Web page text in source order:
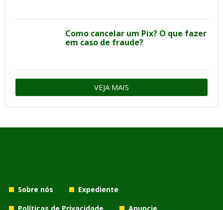
Como cancelar um Pix? O que fazer
em caso de fraude?
VEJA MAIS
Sobre nós
Expediente